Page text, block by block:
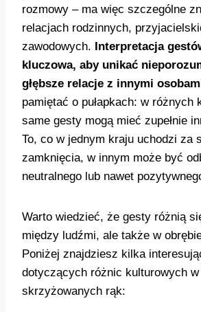
rozmowy – ma więc szczególne
relacjach rodzinnych,
zawodowych. Interpretacja
kluczowa, aby unikać
głębsze relacje z innymi
pamiętać o pułapkach: w różnych
same gesty mogą mieć zupełnie
To, co w jednym kraju uchodzi za
zamknięcia, w innym może być
neutralnego lub nawet
Warto wiedzieć, że gesty różnią
między ludźmi, ale także w
Poniżej znajdziesz kilka
dotyczących różnic kulturowych
skrzyżowanych rąk: